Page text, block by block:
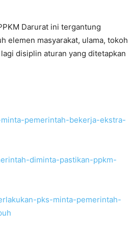
Darurat ini tergantung
elemen masyarakat, ulama, tokoh
disiplin aturan yang ditetapkan
pemerintah-bekerja-ekstra-
diminta-pastikan-ppkm-
pks-minta-pemerintah-